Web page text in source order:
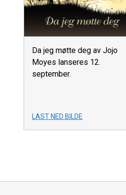
Da jeg møtte deg av Jojo
Moyes lanseres 12.
september.
LAST NED BILDE